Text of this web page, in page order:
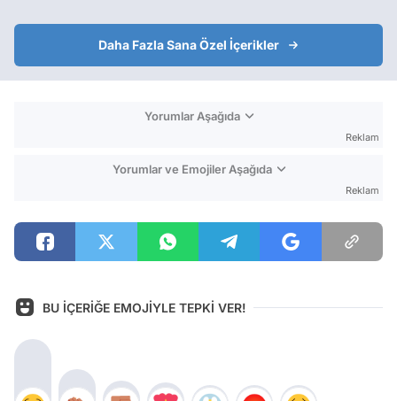
Daha Fazla Sana Özel İçerikler
Yorumlar Aşağıda
Reklam
Yorumlar ve Emojiler Aşağıda
Reklam
BU İÇERİĞE EMOJİYLE TEPKİ VER!